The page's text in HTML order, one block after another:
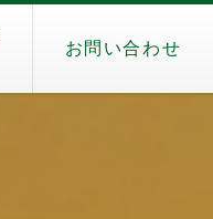
お問い合わせ